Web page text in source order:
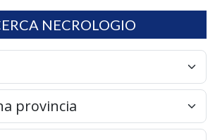
NECROLOGIO